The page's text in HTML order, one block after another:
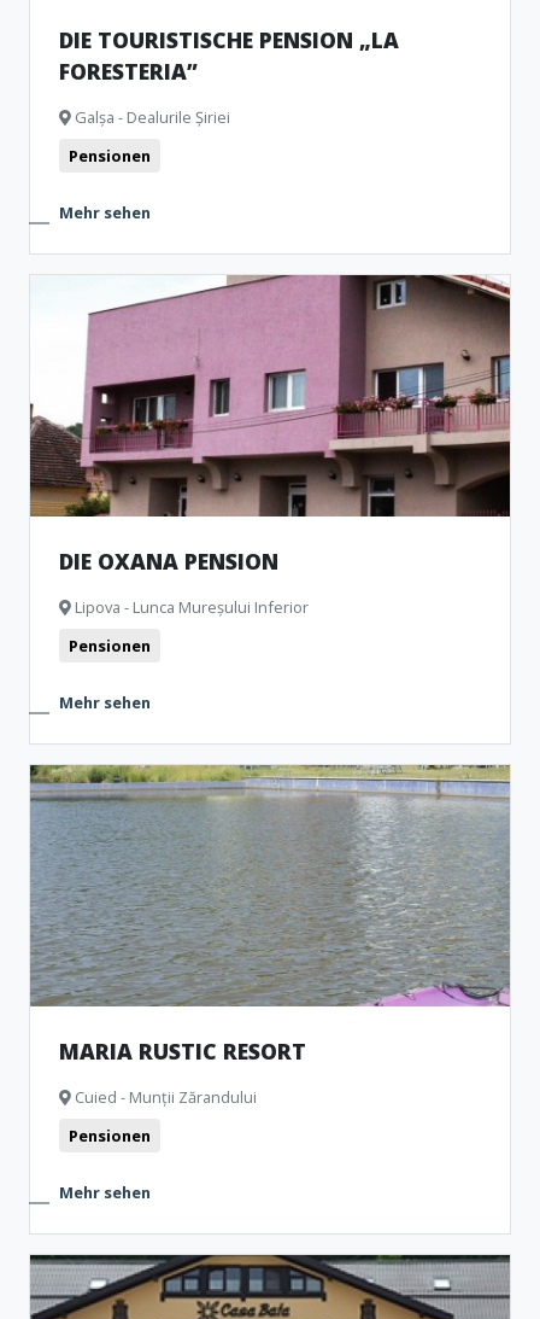
DIE TOURISTISCHE PENSION „LA
FORESTERIA”
Galșa - Dealurile Șiriei
Pensionen
Mehr sehen
DIE OXANA PENSION
Lipova - Lunca Mureșului Inferior
Pensionen
Mehr sehen
MARIA RUSTIC RESORT
Cuied - Munții Zărandului
Pensionen
Mehr sehen